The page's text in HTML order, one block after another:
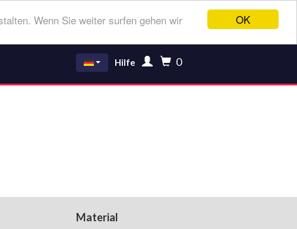
OK
Wenn Sie weiter surfen gehen wir
Hilfe 0
Material